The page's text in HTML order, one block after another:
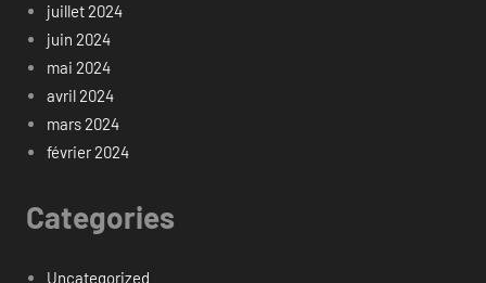
juillet 2024
juin 2024
mai 2024
avril 2024
mars 2024
février 2024
Categories
Uncategorized